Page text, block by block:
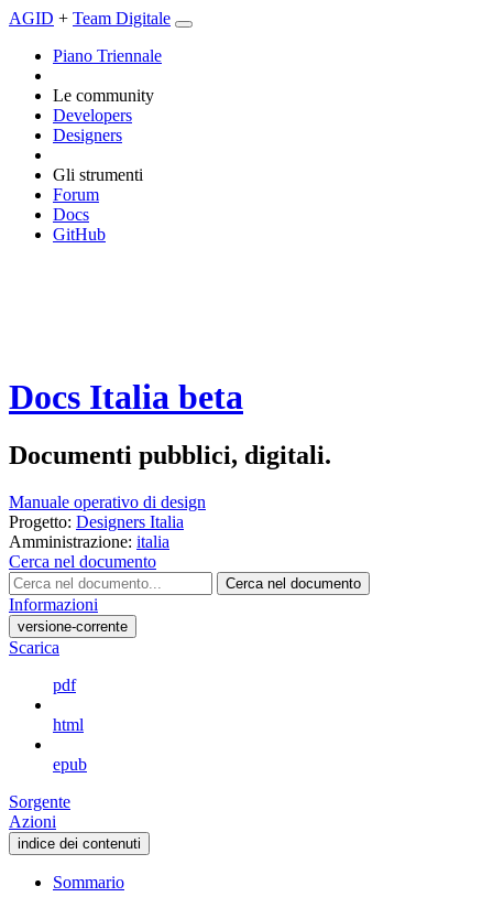
AGID + Team Digitale
Piano Triennale
Le community
Developers
Designers
Gli strumenti
Forum
Docs
GitHub
Docs Italia beta
Documenti pubblici, digitali.
Manuale operativo di design
Progetto: Designers Italia
Amministrazione: italia
Cerca nel documento
Cerca nel documento
Informazioni
versione-corrente
Scarica
pdf
html
epub
Sorgente
Azioni
indice dei contenuti
Sommario